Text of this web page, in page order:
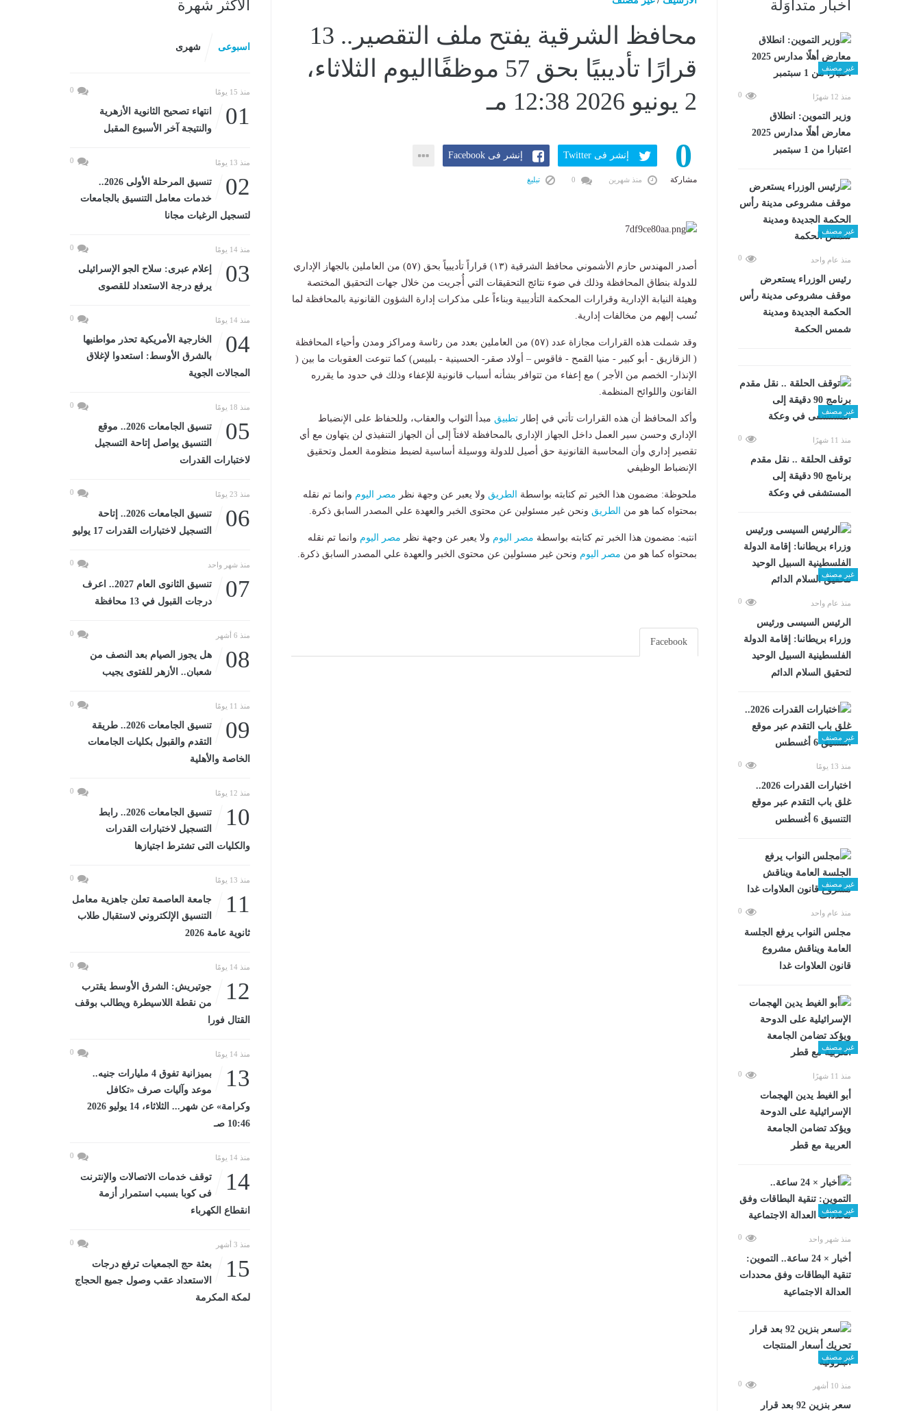
أخبار متداوَلة
غير مصنف
منذ 12 شهرًا 0
وزير التموين: انطلاق
معارض أهلًا مدارس 2025
اعتبارا من 1 سبتمبر
غير مصنف
منذ عام واحد 0
رئيس الوزراء يستعرض
موقف مشروعى مدينة رأس
الحكمة الجديدة ومدينة
شمس الحكمة
غير مصنف
منذ 11 شهرًا 0
توقف الحلقة .. نقل مقدم
برنامج 90 دقيقة إلى
المستشفى في وعكة
غير مصنف
منذ عام واحد 0
الرئيس السيسى ورئيس
وزراء بريطانىا: إقامة الدولة
الفلسطينية السبيل الوحيد
لتحقيق السلام الدائم
غير مصنف
منذ 13 يومًا 0
اختبارات القدرات 2026..
غلق باب التقدم عبر موقع
التنسيق 6 أغسطس
غير مصنف
منذ عام واحد 0
مجلس النواب يرفع الجلسة
العامة ويناقش مشروع
قانون العلاوات غدا
غير مصنف
منذ 11 شهرًا 0
أبو الغيط يدين الهجمات
الإسرائيلية على الدوحة
ويؤكد تضامن الجامعة
العربية مع قطر
غير مصنف
منذ شهر واحد 0
أخبار × 24 ساعة.. التموين:
تنقية البطاقات وفق محددات
العدالة الاجتماعية
غير مصنف
منذ 10 أشهر 0
سعر بنزين 92 بعد قرار
محافظ الشرقية يفتح ملف التقصير.. 13
قرارًا تأديبيًا بحق 57 موظفًااليوم الثلاثاء،
2 يونيو 2026 12:38 مـ
0
مشاركة
إنشر فى Twitter إنشر فى Facebook
منذ شهرين تبليغ
أصدر المهندس حازم الأشموني محافظ الشرقية (١٣) قراراً تأديبياً بحق (٥٧) من العاملين بالجهاز الإداري
للدولة بنطاق المحافظة وذلك في ضوء نتائج التحقيقات التي أُجريت من خلال جهات التحقيق المختصة
وهيئة النيابة الإدارية وقرارات المحكمة التأديبية وبناءاً على مذكرات إدارة الشؤون القانونية بالمحافظة لما
نُسب إليهم من مخالفات إدارية.
وقد شملت هذه القرارات مجازاة عدد (٥٧) من العاملين بعدد من رئاسة ومراكز ومدن وأحياء المحافظة
( الزقازيق - أبو كبير - منيا القمح - فاقوس – أولاد صقر- الحسينية - بلبيس) كما تنوعت العقوبات ما بين (
الإنذار- الخصم من الأجر ) مع إعفاء من تتوافر بشأنه أسباب قانونية للإعفاء وذلك في حدود ما يقرره
القانون واللوائح المنظمة.
وأكد المحافظ أن هذه القرارات تأتي في إطار تطبيق مبدأ الثواب والعقاب، وللحفاظ على الإنضباط
الإداري وحسن سير العمل داخل الجهاز الإداري بالمحافظة لافتاً إلى أن الجهاز التنفيذي لن يتهاون مع أي
تقصير إداري وأن المحاسبة القانونية حق أصيل للدولة ووسيلة أساسية لضبط منظومة العمل وتحقيق
الإنضباط الوظيفي
ملحوظة: مضمون هذا الخبر تم كتابته بواسطة الطريق ولا يعبر عن وجهة نظر مصر اليوم وانما تم نقله
بمحتواه كما هو من
الطريق ونحن غير مسئولين عن محتوى الخبر والعهدة علي المصدر السابق ذكرة.
انتبه: مضمون هذا الخبر تم كتابته بواسطة مصر اليوم ولا يعبر عن وجهة نظر مصر اليوم وانما تم نقله
بمحتواه كما هو من مصر اليوم ونحن غير مسئولين عن محتوى الخبر والعهدة علي المصدر السابق ذكرة.
Facebook
الأكثر شهرة
اسبوعى شهرى
منذ 15 يومًا 0
01
انتهاء تصحيح الثانوية الأزهرية
والنتيجة آخر الأسبوع المقبل
منذ 13 يومًا 0
02
تنسيق المرحلة الأولى 2026..
خدمات معامل التنسيق بالجامعات
لتسجيل الرغبات مجانا
منذ 14 يومًا 0
03
إعلام عبرى: سلاح الجو الإسرائيلى
يرفع درجة الاستعداد للقصوى
منذ 14 يومًا 0
04
الخارجية الأمريكية تحذر مواطنيها
بالشرق الأوسط: استعدوا لإغلاق
المجالات الجوية
منذ 18 يومًا 0
05
تنسيق الجامعات 2026.. موقع
التنسيق يواصل إتاحة التسجيل
لاختبارات القدرات
منذ 23 يومًا 0
06
تنسيق الجامعات 2026.. إتاحة
التسجيل لاختبارات القدرات 17 يوليو
منذ شهر واحد 0
07
تنسيق الثانوى العام 2027.. اعرف
درجات القبول في 13 محافظة
منذ 6 أشهر 0
08
هل يجوز الصيام بعد النصف من
شعبان.. الأزهر للفتوى يجيب
منذ 11 يومًا 0
09
تنسيق الجامعات 2026.. طريقة
التقدم والقبول بكليات الجامعات
الخاصة والأهلية
منذ 12 يومًا 0
10
تنسيق الجامعات 2026.. رابط
التسجيل لاختبارات القدرات
والكليات التى تشترط اجتيازها
منذ 13 يومًا 0
11
جامعة العاصمة تعلن جاهزية معامل
التنسيق الإلكتروني لاستقبال طلاب
ثانوية عامة 2026
منذ 14 يومًا 0
12
جوتيريش: الشرق الأوسط يقترب
من نقطة اللاسيطرة ويطالب بوقف
القتال فورا
منذ 14 يومًا 0
13
بميزانية تفوق 4 مليارات جنيه..
موعد وآليات صرف «تكافل
وكرامة» عن شهر... الثلاثاء، 14 يوليو 2026
10:46 صـ
منذ 14 يومًا 0
14
توقف خدمات الاتصالات والإنترنت
فى كوبا بسبب استمرار أزمة
انقطاع الكهرباء
منذ 3 أشهر 0
15
بعثة حج الجمعيات ترفع درجات
الاستعداد عقب وصول جميع الحجاج
لمكة المكرمة